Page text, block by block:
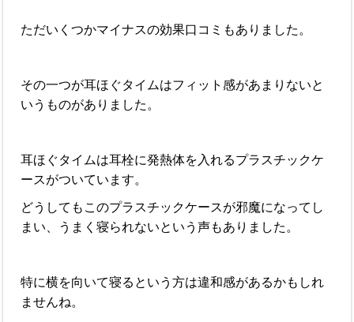
ただいくつかマイナスの効果口コミもありました。
その一つが耳ほぐタイムはフィット感があまりないと
いうものがありました。
耳ほぐタイムは耳栓に発熱体を入れるプラスチックケ
ースがついています。
どうしてもこのプラスチックケースが邪魔になってし
まい、うまく寝られないという声もありました。
特に横を向いて寝るという方は違和感があるかもしれ
ませんね。